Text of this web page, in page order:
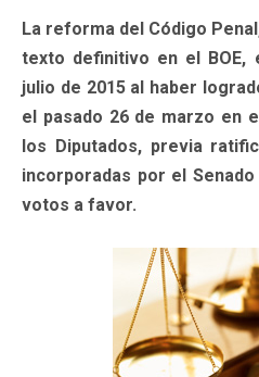
La reforma del Código
texto definitivo en el
julio de 2015 al haber
el pasado 26 de marzo en
los Diputados, previa
incorporadas por el
votos a favor.